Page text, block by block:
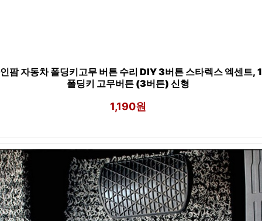
팜 자동차 폴딩키고무 버튼 수리 DIY 3버튼 스타렉스 엑센트,
폴딩키 고무버튼 (3버튼) 신형
1,190원